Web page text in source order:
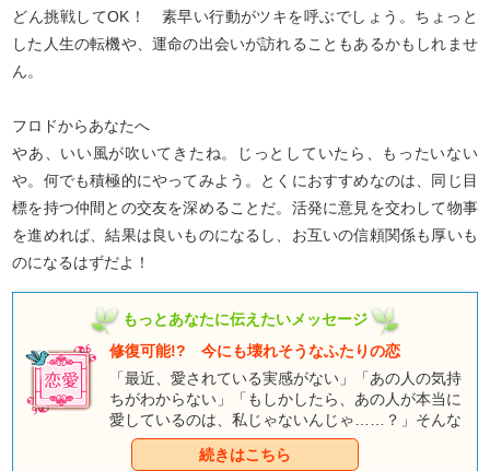
どん挑戦してOK！ 素早い行動がツキを呼ぶでしょう。ちょっと
した人生の転機や、運命の出会いが訪れることもあるかもしれませ
ん。
フロドからあなたへ
やあ、いい風が吹いてきたね。じっとしていたら、もったいない
や。何でも積極的にやってみよう。とくにおすすめなのは、同じ目
標を持つ仲間との交友を深めることだ。活発に意見を交わして物事
を進めれば、結果は良いものになるし、お互いの信頼関係も厚いも
のになるはずだよ！
もっとあなたに伝えたいメッセージ
修復可能!? 今にも壊れそうなふたりの恋
「最近、愛されている実感がない」「あの人の気持
ちがわからない」「もしかしたら、あの人が本当に
愛しているのは、私じゃないんじゃ……？」そんな
不安に押し潰されそうなあなた。だからといって、
「幸せじゃない自分」を幸せそうな友だちに相談す
続きはこちら